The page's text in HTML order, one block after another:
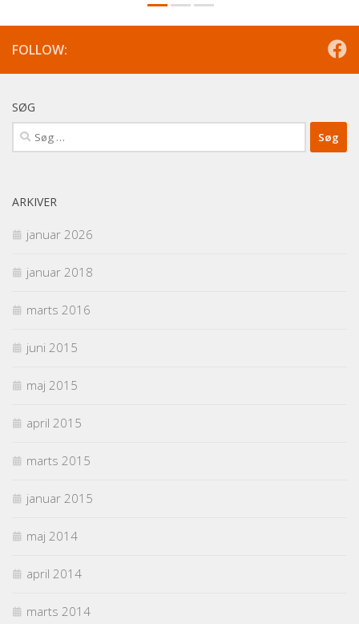
FOLLOW:
SØG
Søg
efter:
ARKIVER
januar 2026
januar 2018
marts 2016
juni 2015
maj 2015
april 2015
marts 2015
januar 2015
maj 2014
april 2014
marts 2014